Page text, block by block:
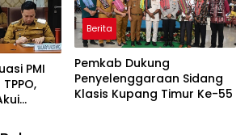
PMI
Berita
Pemkab Dukung
Penyelenggaraan Sidang
Klasis Kupang Timur Ke-55